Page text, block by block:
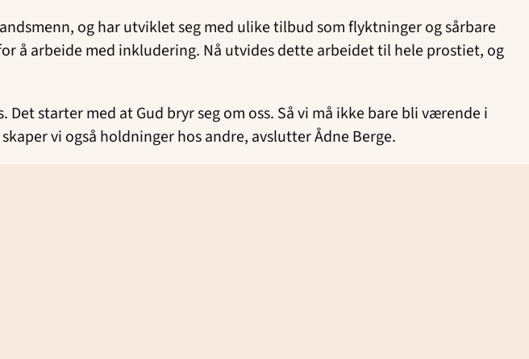
og har utviklet seg med ulike tilbud som flyktninger og sårbare
å arbeide med inkludering. Nå utvides dette arbeidet til hele prostiet, og
starter med at Gud bryr seg om oss. Så vi må ikke bare bli værende i
vi også holdninger hos andre, avslutter Ådne Berge.